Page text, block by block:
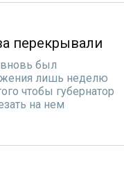
перекрывали
был
лишь неделю
чтобы губернатор
на нем